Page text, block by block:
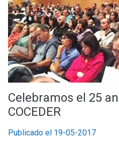
Celebramos el 25
COCEDER
Publicado el 19-05-2017